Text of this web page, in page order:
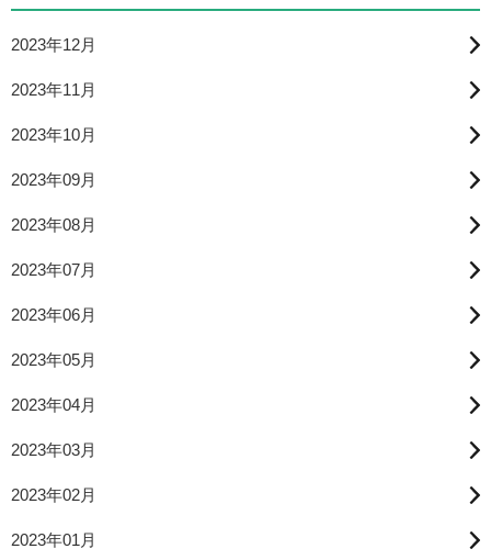
2023年12月
2023年11月
2023年10月
2023年09月
2023年08月
2023年07月
2023年06月
2023年05月
2023年04月
2023年03月
2023年02月
2023年01月